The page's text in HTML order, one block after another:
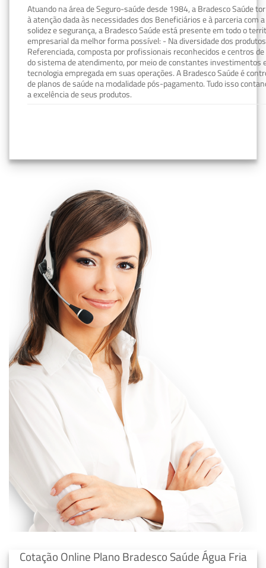
Atuando na área de Seguro-saúde desde 1984, a Bradesco Saúde
à atenção dada às necessidades dos Beneficiários e à parceria com
solidez e segurança, a Bradesco Saúde está presente em todo o
empresarial da melhor forma possível: - Na diversidade dos
Referenciada, composta por profissionais reconhecidos e centros
do sistema de atendimento, por meio de constantes investimentos
tecnologia empregada em suas operações. A Bradesco Saúde é
de planos de saúde na modalidade pós-pagamento. Tudo isso
a excelência de seus produtos.
Cotação Online Plano Bradesco Saúde Água Fria